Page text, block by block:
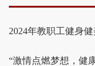
2024年教职工健身
“激情点燃梦想，健